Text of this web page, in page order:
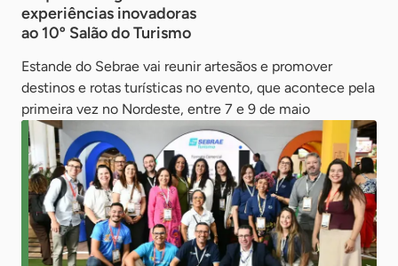
experiências inovadoras
ao 10º Salão do Turismo
Estande do Sebrae vai reunir artesãos e promover
destinos e rotas turísticas no evento, que acontece pela
primeira vez no Nordeste, entre 7 e 9 de maio